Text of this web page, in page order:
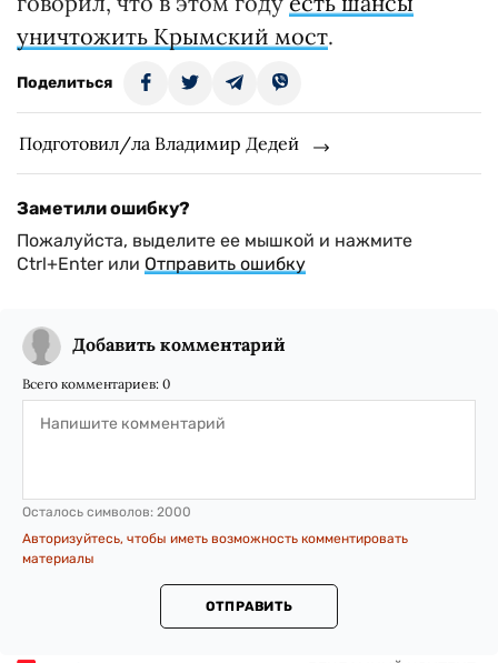
уничтожить Крымский мост.
Поделиться
Подготовил/ла Владимир Дедей
Заметили ошибку?
Пожалуйста, выделите ее мышкой и нажмите
Ctrl+Enter или Отправить ошибку
Добавить комментарий
Всего комментариев: 0
Осталось символов: 2000
Авторизуйтесь, чтобы иметь возможность комментировать
материалы
ОТПРАВИТЬ